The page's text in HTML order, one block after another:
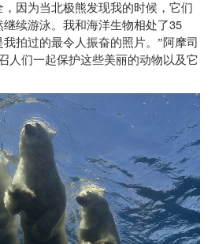
因为当北极熊发现我的时候，它们
续游泳。我和海洋生物相处了35
拍过的最令人振奋的照片。”阿摩司
人们一起保护这些美丽的动物以及它